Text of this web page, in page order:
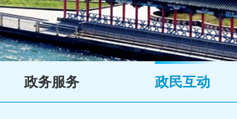
政务服务 政民互动